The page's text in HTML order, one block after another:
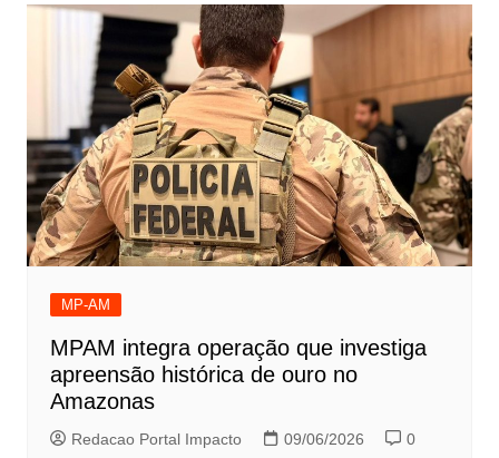
MP-AM
MPAM integra operação que investiga
apreensão histórica de ouro no
Amazonas
Redacao Portal Impacto 09/06/2026 0